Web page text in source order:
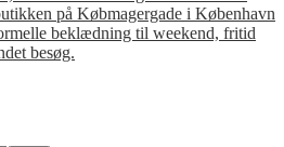
på Købmagergade i København
beklædning til weekend, fritid
besøg.